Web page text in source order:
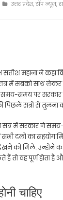
उत्तर प्रदेश,टॉप न्यूज़,
सतीश महाना ने कहा
में सबको साथ
समय-समय पर
सत्रों से तुलना
सत्र में सरकार ने
का सहयोग
को मिले. उन्होंने
हैं तो वह पूर्ण होता
चाहिए